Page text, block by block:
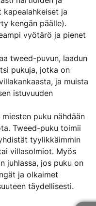
ja
kengän päälle).
vyötärö ja pienet
tweed-puvun, laadun
pukuja, jotka on
ja muista
istuvuuden
puku nähdään
Tweed-puku toimii
tyylikkäimmin
villasolmiot. Myös
juhlassa, jos puku on
ja olkaimet
täydellisesti.